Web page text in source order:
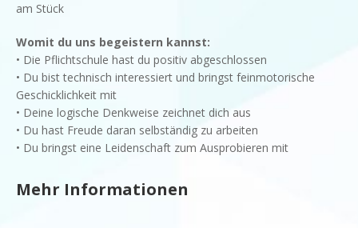
am Stück
Womit du uns begeistern kannst:
• Die Pflichtschule hast du positiv abgeschlossen
• Du bist technisch interessiert und bringst feinmotorische
Geschicklichkeit mit
• Deine logische Denkweise zeichnet dich aus
• Du hast Freude daran selbständig zu arbeiten
• Du bringst eine Leidenschaft zum Ausprobieren mit
Mehr Informationen